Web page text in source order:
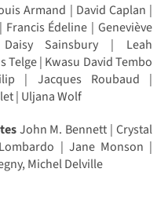
Armand | David Caplan |
Édeline | Geneviève
Sainsbury | Leah
Telge | Kwasu David Tembo
| Jacques Roubaud |
| Uljana Wolf
John M. Bennett | Crystal
| Jane Monson |
Michel Delville